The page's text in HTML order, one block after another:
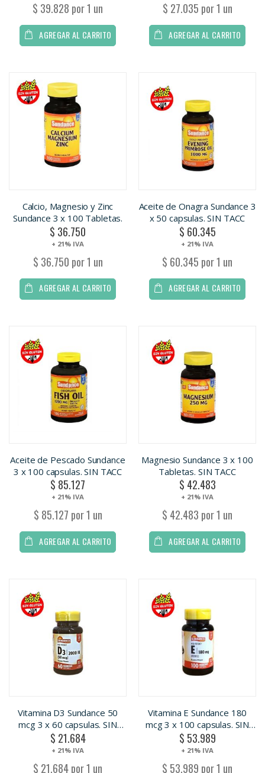
$ 39.828 por 1 un
AGREGAR AL CARRITO
$ 27.035 por 1 un
AGREGAR AL CARRITO
Calcio, Magnesio y Zinc
Sundance 3 x 100 Tabletas.
$ 36.750
+ 21% IVA
$ 36.750 por 1 un
AGREGAR AL CARRITO
Aceite de Onagra Sundance 3
x 50 capsulas. SIN TACC
$ 60.345
+ 21% IVA
$ 60.345 por 1 un
AGREGAR AL CARRITO
Aceite de Pescado Sundance
3 x 100 capsulas. SIN TACC
$ 85.127
+ 21% IVA
$ 85.127 por 1 un
AGREGAR AL CARRITO
Magnesio Sundance 3 x 100
Tabletas. SIN TACC
$ 42.483
+ 21% IVA
$ 42.483 por 1 un
AGREGAR AL CARRITO
Vitamina D3 Sundance 50
mcg 3 x 60 capsulas. SIN
TACC
$ 21.684
+ 21% IVA
$ 21.684 por 1 un
Vitamina E Sundance 180
mcg 3 x 100 capsulas. SIN
TACC
$ 53.989
+ 21% IVA
$ 53.989 por 1 un